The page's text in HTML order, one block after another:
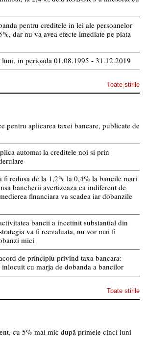
pentru creditele in lei ale persoanelor
dar nu va avea efecte imediate pe piata
in perioada 01.08.1995 - 31.12.2019
Toate stirile
pentru aplicarea taxei bancare, publicate de
automat la creditele noi si prin
fi redusa de la 1,2% la 0,4% la bancile mari
bancherii avertizeaza ca indiferent de
financiara va scadea iar dobanzile
bancii a incetinit substantial din
va fi reevaluata, nu vor mai fi
mici
de principiu privind taxa bancara:
cu marja de dobanda a bancilor
Toate stirile
cu 5% mai mic după primele cinci luni